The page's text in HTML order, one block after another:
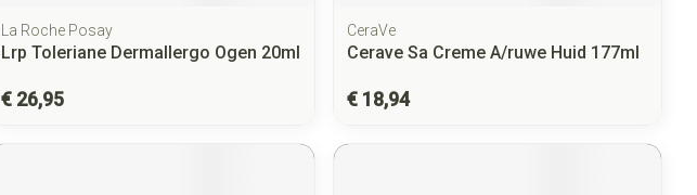
La Roche Posay
Lrp Toleriane Dermallergo Ogen 20ml
€ 26,95
CeraVe
Cerave Sa Creme A/ruwe Huid 177ml
€ 18,94